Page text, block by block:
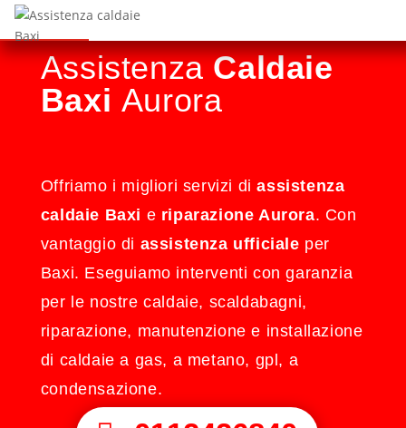
AssistenzaCaldaie
Baxi Aurora
Offriamo i migliori servizi diassistenza
caldaie Baxi e riparazione Aurora. Con
vantaggio di assistenza ufficiale per
Baxi. Eseguiamo interventi con garanzia
per le nostre caldaie, scaldabagni,
riparazione, manutenzione e installazione
di caldaie a gas, a metano, gpl, a
condensazione.